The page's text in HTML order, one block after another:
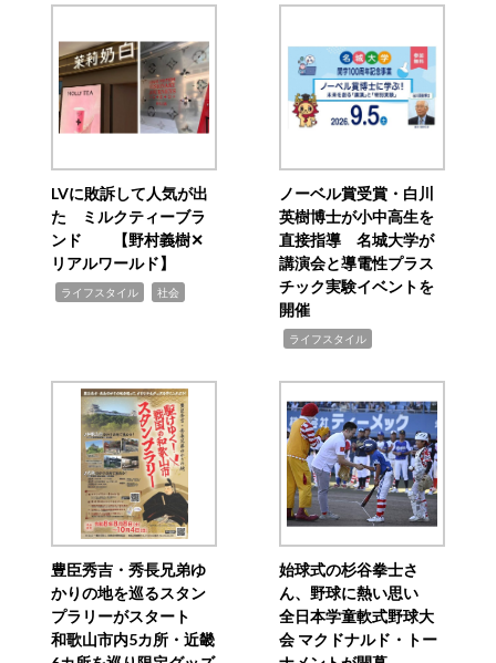
LVに敗訴して人気が出
た ミルクティーブラ
ンド 【野村義樹✕
リアルワールド】
ライフスタイル 社会
ノーベル賞受賞・白川
英樹博士が小中高生を
直接指導 名城大学が
講演会と導電性プラス
チック実験イベントを
開催
ライフスタイル
豊臣秀吉・秀長兄弟ゆ
かりの地を巡るスタン
プラリーがスタート
和歌山市内5カ所・近畿
始球式の杉谷拳士さ
ん、野球に熱い思い
全日本学童軟式野球大
会 マクドナルド・トー